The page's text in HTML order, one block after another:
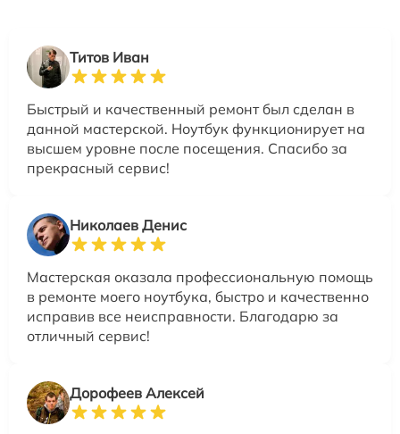
Титов Иван
Быстрый и качественный ремонт был сделан в
данной мастерской. Ноутбук функционирует на
высшем уровне после посещения. Спасибо за
прекрасный сервис!
Николаев Денис
Мастерская оказала профессиональную помощь
в ремонте моего ноутбука, быстро и качественно
исправив все неисправности. Благодарю за
отличный сервис!
Дорофеев Алексей